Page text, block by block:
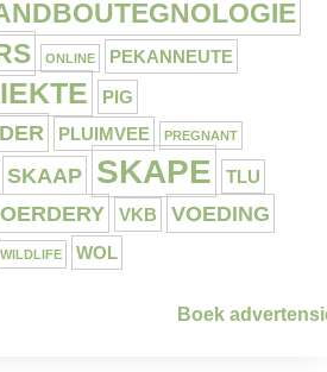
ONLINE PEKANNEUTE
PIG
PLUIMVEE PREGNANT
SKAAP SKAPE
TLU
VKB
VOEDING
WILDLIFE WOL